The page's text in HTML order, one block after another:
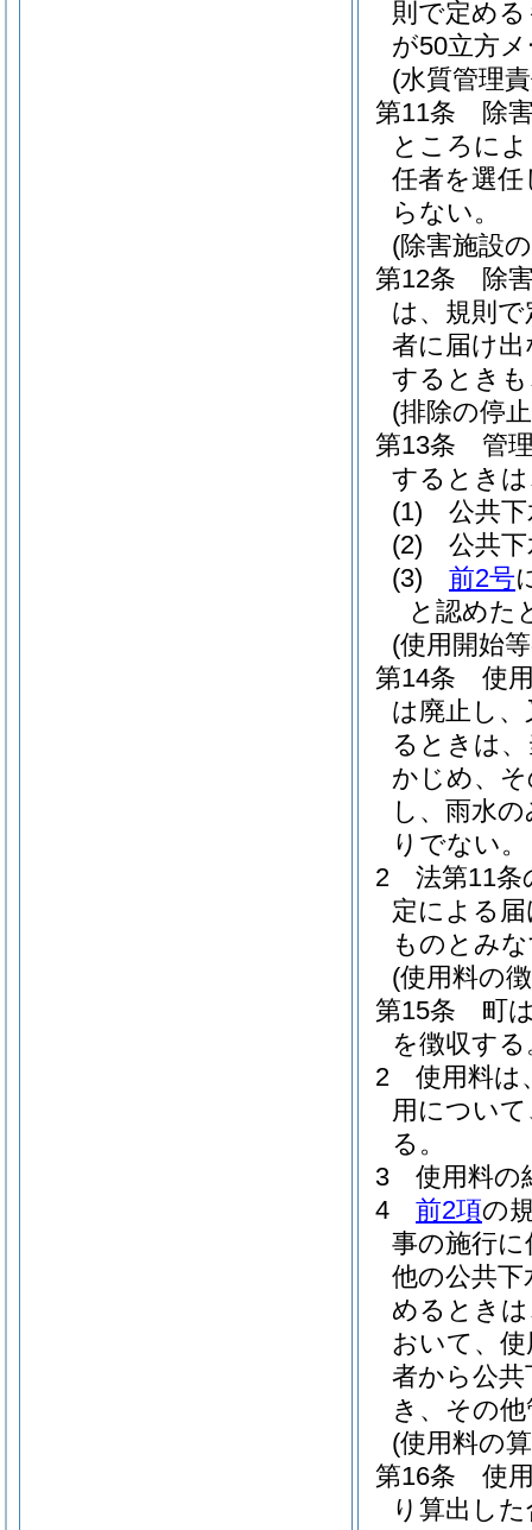
則で定め
が50立方
(水質管理
第11条
除
ところに
任者を選
らない。
(除害施設
第12条
除
は、規則
者に届け
するとき
(排除の停
第13条
管
するとき
(1)
公共
(2)
公共
(3)
前2号
と認めた
(使用開始
第14条
使
は廃止し
るときは
かじめ、
し、雨水
りでない。
2
法第11条
定による
ものとみ
(使用料の
第15条
町
を徴収する
2
使用料は
用につい
る。
3
使用料の
4
前2項の
事の施行
他の公共
めるとき
おいて、
者から公
き、その
(使用料の
第16条
使
り算出し